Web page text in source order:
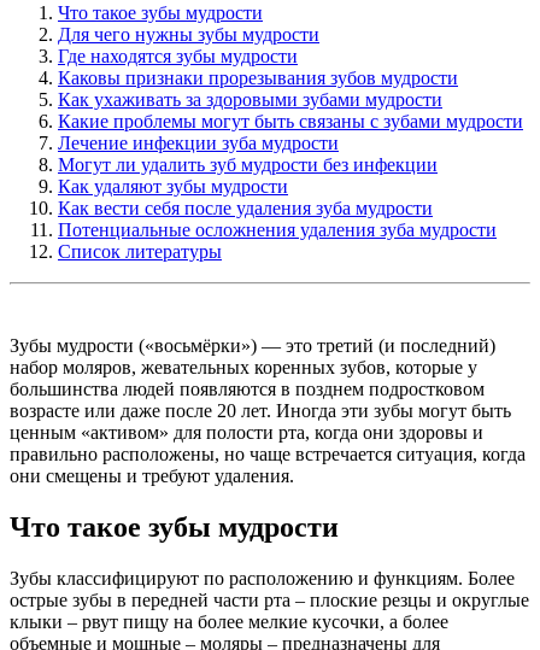
Что такое зубы мудрости
Для чего нужны зубы мудрости
Где находятся зубы мудрости
Каковы признаки прорезывания зубов мудрости
Как ухаживать за здоровыми зубами мудрости
Какие проблемы могут быть связаны с зубами мудрости
Лечение инфекции зуба мудрости
Могут ли удалить зуб мудрости без инфекции
Как удаляют зубы мудрости
Как вести себя после удаления зуба мудрости
Потенциальные осложнения удаления зуба мудрости
Список литературы
Зубы мудрости («восьмёрки») — это третий (и последний)
набор моляров, жевательных коренных зубов, которые у
большинства людей появляются в позднем подростковом
возрасте или даже после 20 лет. Иногда эти зубы могут быть
ценным «активом» для полости рта, когда они здоровы и
правильно расположены, но чаще встречается ситуация, когда
они смещены и требуют удаления.
Что такое зубы мудрости
Зубы классифицируют по расположению и функциям. Более
острые зубы в передней части рта – плоские резцы и округлые
клыки – рвут пищу на более мелкие кусочки, а более
объемные и мощные – моляры – предназначены для